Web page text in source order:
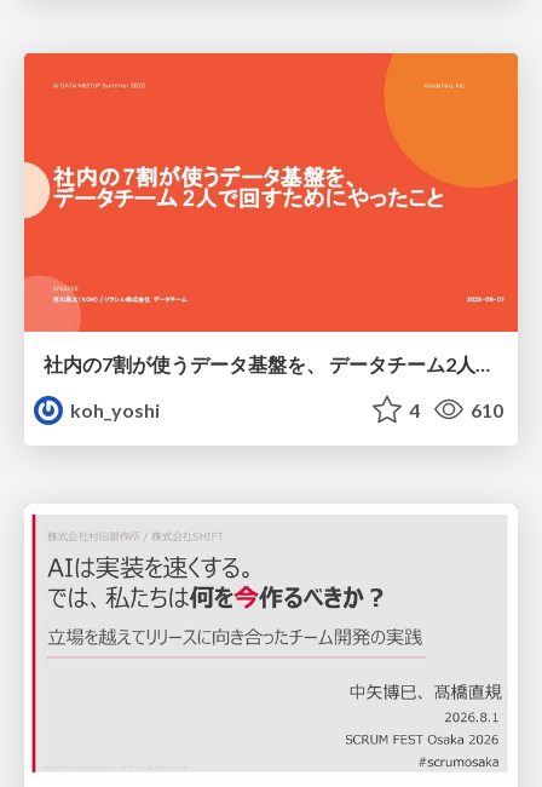
koh_yoshi
4 610